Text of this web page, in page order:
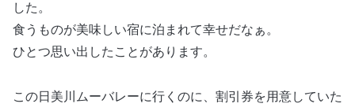
した。
食うものが美味しい宿に泊まれて幸せだなぁ。
ひとつ思い出したことがあります。
この日美川ムーバレーに行くのに、割引券を用意していた